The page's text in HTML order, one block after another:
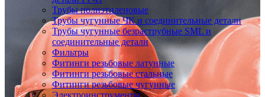
Трубы полиэтиленовые
Трубы чугунные ЧК и соединительные детали
Трубы чугунные безраструбные SML и
соединительные детали
Фильтры
Фитинги резьбовые латунные
Фитинги резьбовые стальные
Фитинги резьбовые чугунные
Электроинструменты